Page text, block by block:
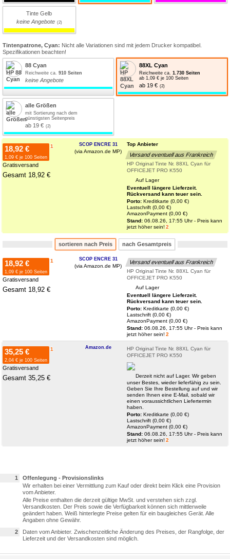
Tinte Gelb
keine Angebote
Tintenpatrone, Cyan: Nicht alle Variationen sind mit jedem Drucker kompatibel.
Spezifikationen beachten!
88 Cyan
Reichweite ca. 910 Seiten
keine Angebote
88XL Cyan
Reichweite ca. 1.730 Seiten
ab 1,09 € je 100 Seiten
ab 19 €
alle Größen
mit Sortierung nach dem
günstigsten Seitenpreis
ab 19 €
18,92 €
1,09 € je 100 Seiten
1
Gratisversand
Gesamt 18,92 €
SCOP ENCRE 31
(via Amazon.de MP)
Top Anbieter
Versand eventuell aus Frankreich
HP Original Tinte Nr. 88XL Cyan für
OFFICEJET PRO K550
Auf Lager
Eventuell längere Lieferzeit.
Rückversand kann teuer sein.
Porto: Kreditkarte (0,00 €)
Lastschrift (0,00 €)
AmazonPayment (0,00 €)
Stand: 06.08.26, 17:55 Uhr - Preis kann
jetzt höher sein! 2
sortieren nach Preis nach Gesamtpreis
18,92 €
1,09 € je 100 Seiten
1
Gratisversand
Gesamt 18,92 €
SCOP ENCRE 31
(via Amazon.de MP)
Versand eventuell aus Frankreich
HP Original Tinte Nr. 88XL Cyan für
OFFICEJET PRO K550
Auf Lager
Eventuell längere Lieferzeit.
Rückversand kann teuer sein.
Porto: Kreditkarte (0,00 €)
Lastschrift (0,00 €)
AmazonPayment (0,00 €)
Stand: 06.08.26, 17:55 Uhr - Preis kann
jetzt höher sein! 2
35,25 €
2,04 € je 100 Seiten
1
Gratisversand
Gesamt 35,25 €
Amazon.de
HP Original Tinte Nr. 88XL Cyan für
OFFICEJET PRO K550
Derzeit nicht auf Lager. Wir geben
unser Bestes, wieder lieferfähig zu sein.
Geben Sie Ihre Bestellung auf und wir
senden Ihnen eine E-Mail, sobald wir
einen voraussichtlichen Liefertermin
haben.
Porto: Kreditkarte (0,00 €)
Lastschrift (0,00 €)
AmazonPayment (0,00 €)
Stand: 06.08.26, 17:55 Uhr - Preis kann
jetzt höher sein! 2
1
Offenlegung - Provisionslinks
Wir erhalten bei einer Vermittlung zum Kauf oder direkt beim Klick eine Provision
vom Anbieter.
Alle Preise enthalten die derzeit gültige MwSt. und verstehen sich zzgl.
Versandkosten. Der Preis sowie die Verfügbarkeit können sich mittlerweile
geändert haben. Weiß hinterlegte Preise gelten für ein baugleiches Gerät. Alle
Angaben ohne Gewähr.
2
Daten vom Anbieter. Zwischenzeitliche Änderung des Preises, der Rangfolge, der
Lieferzeit und der Versandkosten sind möglich.